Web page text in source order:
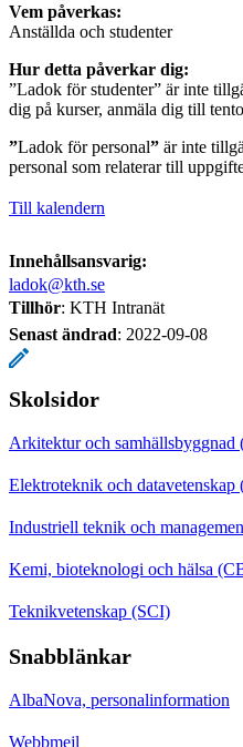
Vem påverkas:
Anställda och studenter
Hur detta påverkar dig:
”Ladok för studenter” är inte
dig på kurser, anmäla dig till
”Ladok för personal” är inte
personal som relaterar till
Till kalendern
Innehållsansvarig:
ladok@kth.se
Tillhör: KTH Intranät
Senast ändrad: 2022-09-08
Skolsidor
Arkitektur och
Elektroteknik och datavetenskap
Industriell teknik och
Kemi, bioteknologi och hälsa
Teknikvetenskap (SCI)
Snabblänkar
AlbaNova, personalinformation
Webbmejl